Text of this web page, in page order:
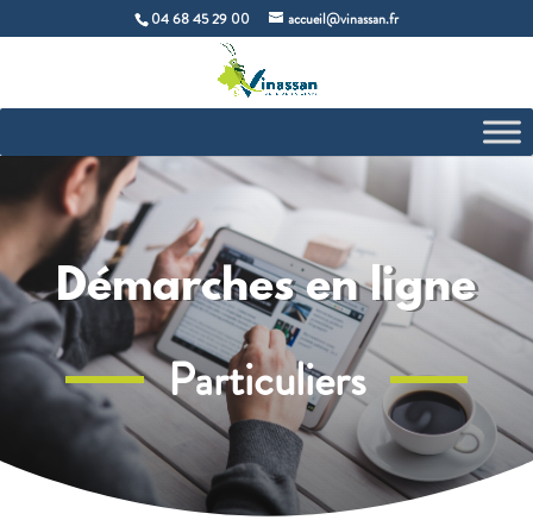
04 68 45 29 00 accueil@vinassan.fr
Démarches en ligne
Particuliers